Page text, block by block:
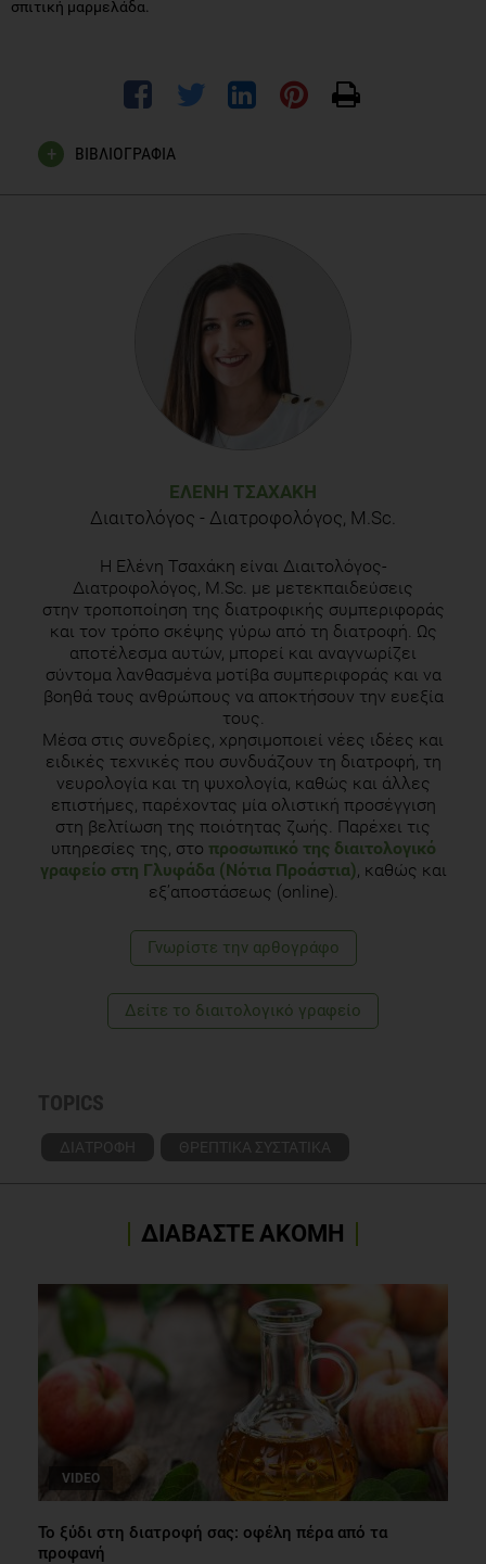
σπιτική μαρμελάδα.
ΒΙΒΛΙΟΓΡΑΦΙΑ
Superko, H.R., Superko, A.R., Lundberg, G.P., Margolis, B.,
Garrett, B.C., Nasir, K., Agatston, A.S. (2014) Omega-3 Fatty
Acid Blood Levels Clinical Significance Update. Current
Cardiovascular Risk Reports. 8(11):407
Upritchard J. E. et al. Modern fat technology: what is the
potential for heart health? Proceedings of the Nutrition
ΕΛΈΝΗ ΤΣΑΧΆΚΗ
Διαιτολόγος - Διατροφολόγος, M.Sc.
Η Ελένη Τσαχάκη είναι Διαιτολόγος-
Διατροφολόγος, M.Sc. με μετεκπαιδεύσεις
στην τροποποίηση της διατροφικής συμπεριφοράς
και τον τρόπο σκέψης γύρω από τη διατροφή. Ως
αποτέλεσμα αυτών, μπορεί και αναγνωρίζει
σύντομα λανθασμένα μοτίβα συμπεριφοράς και να
βοηθά τους ανθρώπους να αποκτήσουν την ευεξία
τους.
Μέσα στις συνεδρίες, χρησιμοποιεί νέες ιδέες και
ειδικές τεχνικές που συνδυάζουν τη διατροφή, τη
νευρολογία και τη ψυχολογία, καθώς και άλλες
επιστήμες, παρέχοντας μία ολιστική προσέγγιση
στη βελτίωση της ποιότητας ζωής. Παρέχει τις
υπηρεσίες της, στο προσωπικό της διαιτολογικό
γραφείο στη Γλυφάδα (Νότια Προάστια) , καθώς και
εξ’αποστάσεως (online).
Γνωρίστε την αρθογράφο
Δείτε το διαιτολογικό γραφείο
TOPICS
ΔΙΑΤΡΟΦΗ ΘΡΕΠΤΙΚΑ ΣΥΣΤΑΤΙΚΑ
ΔΙΑΒΑΣΤΕ ΑΚΟΜΗ
VIDEO
Το ξύδι στη διατροφή σας: οφέλη πέρα από τα
προφανή